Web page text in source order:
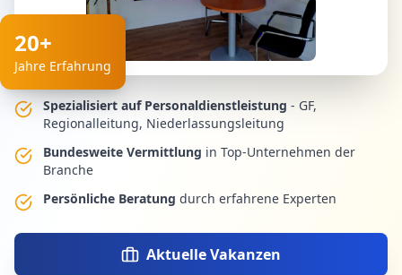
20+
Jahre Erfahrung
Spezialisiert auf Personaldienstleistung - GF,
Regionalleitung, Niederlassungsleitung
Bundesweite Vermittlung in Top-Unternehmen der
Branche
Persönliche Beratung durch erfahrene Experten
Aktuelle Vakanzen